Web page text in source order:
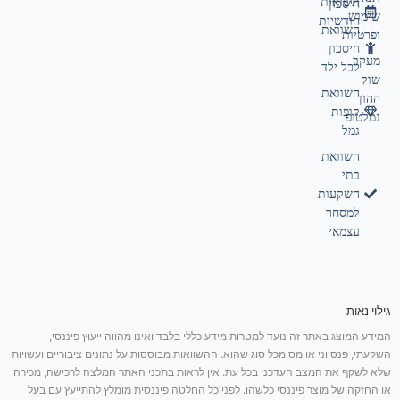
חיסכון
השוואת
חיסכון
לכל ילד
השוואת
קופות
גמל
השוואת
בתי
השקעות
למסחר
עצמאי
שימוש
ופרטיות
מעקב
שוק
ההון |
גמלטופ
חודשיות
גילוי נאות
המידע המוצג באתר זה נועד למטרות מידע כללי בלבד ואינו מהווה ייעוץ פיננסי,
השקעתי, פנסיוני או מס מכל סוג שהוא. ההשוואות מבוססות על נתונים ציבוריים ועשויות
שלא לשקף את המצב העדכני בכל עת. אין לראות בתכני האתר המלצה לרכישה, מכירה
או החזקה של מוצר פיננסי כלשהו. לפני כל החלטה פיננסית מומלץ להתייעץ עם בעל